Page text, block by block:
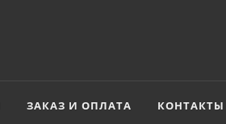
ЗАКАЗ И ОПЛАТА КОНТАКТЫ